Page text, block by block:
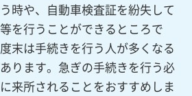
時や、自動車検査証を紛失して
を行うことができるところで
末は手続きを行う人が多くなる
ります。急ぎの手続きを行う必
来所されることをおすすめしま